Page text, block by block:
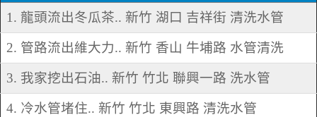
1. 龍頭流出冬瓜茶.. 新竹 湖口 吉祥街 清洗水管
2. 管路流出維大力.. 新竹 香山 牛埔路 水管清洗
3. 我家挖出石油.. 新竹 竹北 聯興一路 洗水管
4. 冷水管堵住.. 新竹 竹北 東興路 清洗水管